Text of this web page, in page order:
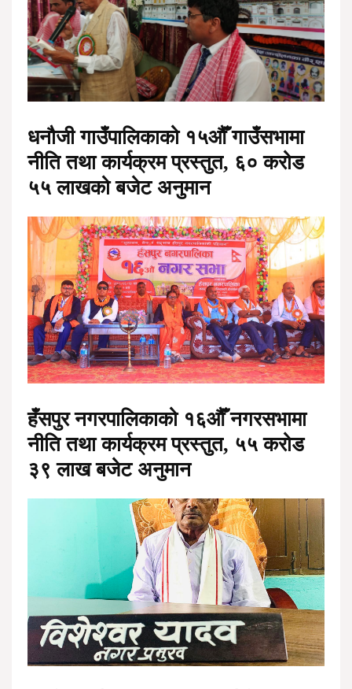
धनौजी गाउँपालिकाको १५औँ गाउँसभामा
नीति तथा कार्यक्रम प्रस्तुत, ६० करोड
५५ लाखको बजेट अनुमान
हँसपुर नगरपालिकाको १६औँ नगरसभामा
नीति तथा कार्यक्रम प्रस्तुत, ५५ करोड
३९ लाख बजेट अनुमान